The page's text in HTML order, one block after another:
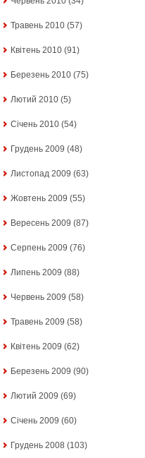
Травень 2010 (57)
Квітень 2010 (91)
Березень 2010 (75)
Лютий 2010 (5)
Січень 2010 (54)
Грудень 2009 (48)
Листопад 2009 (63)
Жовтень 2009 (55)
Вересень 2009 (87)
Серпень 2009 (76)
Липень 2009 (88)
Червень 2009 (58)
Травень 2009 (58)
Квітень 2009 (62)
Березень 2009 (90)
Лютий 2009 (69)
Січень 2009 (60)
Грудень 2008 (103)